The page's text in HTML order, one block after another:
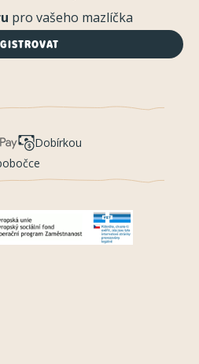
pro vašeho mazlíčka
Dobírkou